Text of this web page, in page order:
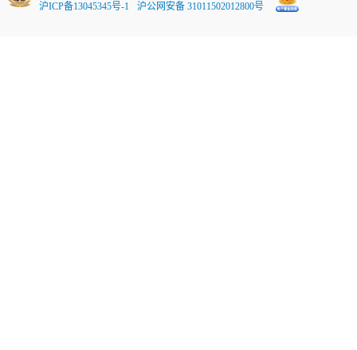
沪ICP备13045345号-1
沪公网安备 31011502012800号